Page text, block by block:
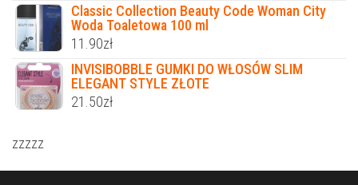
Classic Collection Beauty Code Woman City
Woda Toaletowa 100 ml
11.90zł
INVISIBOBBLE GUMKI DO WŁOSÓW SLIM
ELEGANT STYLE ZŁOTE
21.50zł
zzzzz